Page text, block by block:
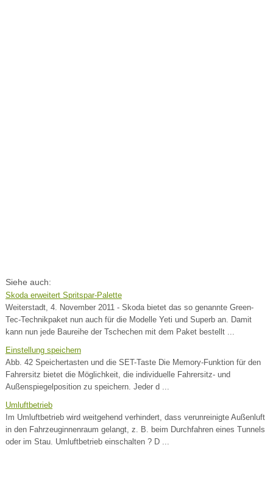
Siehe auch:
Skoda erweitert Spritspar-Palette
Weiterstadt, 4. November 2011 - Skoda bietet das so genannte Green-
Tec-Technikpaket nun auch für die Modelle Yeti und Superb an. Damit
kann nun jede Baureihe der Tschechen mit dem Paket bestellt ...
Einstellung speichern
Abb. 42 Speichertasten und die SET-Taste Die Memory-Funktion für den
Fahrersitz bietet die Möglichkeit, die individuelle Fahrersitz- und
Außenspiegelposition zu speichern. Jeder d ...
Umluftbetrieb
Im Umluftbetrieb wird weitgehend verhindert, dass verunreinigte Außenluft
in den Fahrzeuginnenraum gelangt, z. B. beim Durchfahren eines Tunnels
oder im Stau. Umluftbetrieb einschalten ? D ...